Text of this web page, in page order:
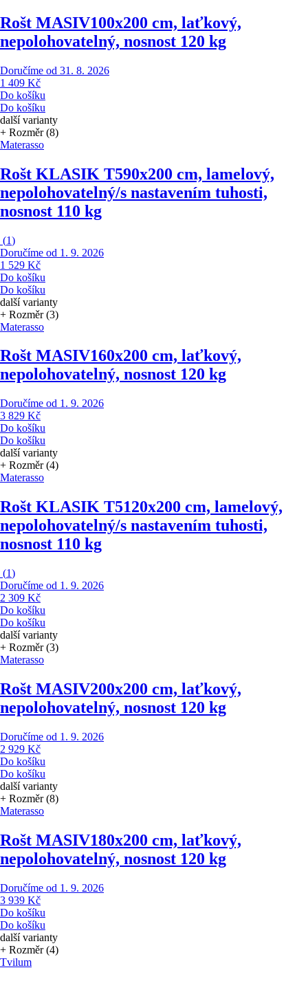
Rošt MASIV100x200 cm, laťkový,
nepolohovatelný, nosnost 120 kg
Doručíme od 31. 8. 2026
1 409 Kč
Do košíku
Do košíku
další varianty
+ Rozměr (8)
Materasso
Rošt KLASIK T590x200 cm, lamelový,
nepolohovatelný/s nastavením tuhosti,
nosnost 110 kg
(1)
Doručíme od 1. 9. 2026
1 529 Kč
Do košíku
Do košíku
další varianty
+ Rozměr (3)
Materasso
Rošt MASIV160x200 cm, laťkový,
nepolohovatelný, nosnost 120 kg
Doručíme od 1. 9. 2026
3 829 Kč
Do košíku
Do košíku
další varianty
+ Rozměr (4)
Materasso
Rošt KLASIK T5120x200 cm, lamelový,
nepolohovatelný/s nastavením tuhosti,
nosnost 110 kg
(1)
Doručíme od 1. 9. 2026
2 309 Kč
Do košíku
Do košíku
další varianty
+ Rozměr (3)
Materasso
Rošt MASIV200x200 cm, laťkový,
nepolohovatelný, nosnost 120 kg
Doručíme od 1. 9. 2026
2 929 Kč
Do košíku
Do košíku
další varianty
+ Rozměr (8)
Materasso
Rošt MASIV180x200 cm, laťkový,
nepolohovatelný, nosnost 120 kg
Doručíme od 1. 9. 2026
3 939 Kč
Do košíku
Do košíku
další varianty
+ Rozměr (4)
Tvilum